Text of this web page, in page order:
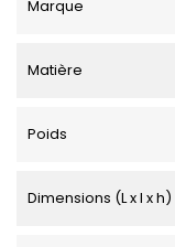
Marque
Matière
Poids
Dimensions (L x l x h)